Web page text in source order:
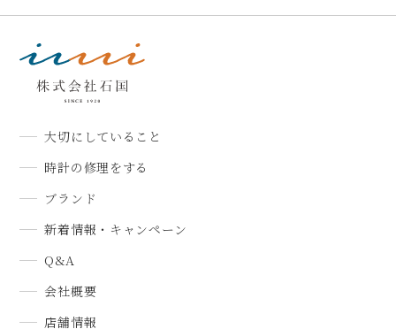
大切にしていること
時計の修理をする
ブランド
新着情報・キャンペーン
Q&A
会社概要
店舗情報